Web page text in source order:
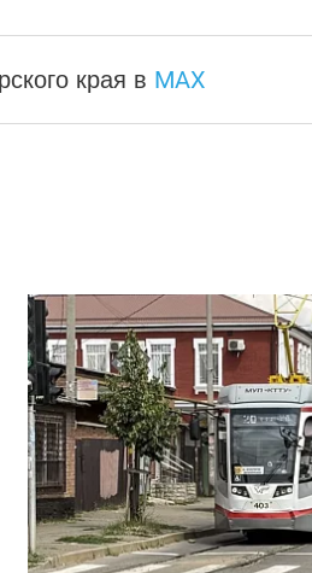
края в MAX